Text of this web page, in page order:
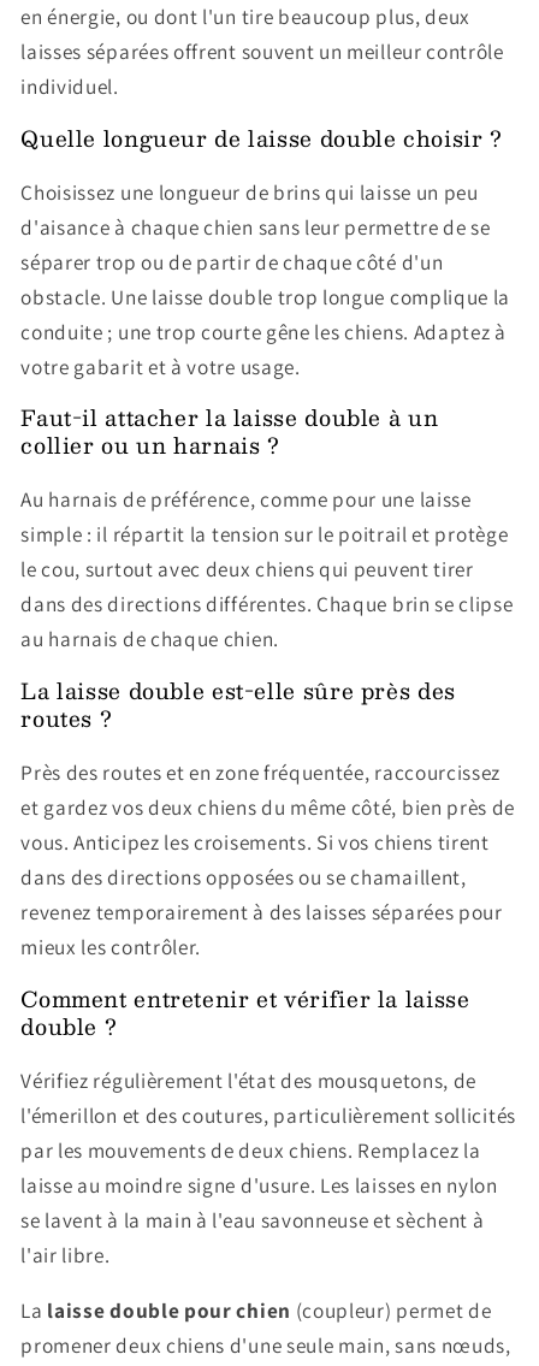
en énergie, ou dont l'un tire beaucoup plus, deux
laisses séparées offrent souvent un meilleur contrôle
individuel.
Quelle longueur de laisse double choisir ?
Choisissez une longueur de brins qui laisse un peu
d'aisance à chaque chien sans leur permettre de se
séparer trop ou de partir de chaque côté d'un
obstacle. Une laisse double trop longue complique la
conduite ; une trop courte gêne les chiens. Adaptez à
votre gabarit et à votre usage.
Faut-il attacher la laisse double à un
collier ou un harnais ?
Au harnais de préférence, comme pour une laisse
simple : il répartit la tension sur le poitrail et protège
le cou, surtout avec deux chiens qui peuvent tirer
dans des directions différentes. Chaque brin se clipse
au harnais de chaque chien.
La laisse double est-elle sûre près des
routes ?
Près des routes et en zone fréquentée, raccourcissez
et gardez vos deux chiens du même côté, bien près de
vous. Anticipez les croisements. Si vos chiens tirent
dans des directions opposées ou se chamaillent,
revenez temporairement à des laisses séparées pour
mieux les contrôler.
Comment entretenir et vérifier la laisse
double ?
Vérifiez régulièrement l'état des mousquetons, de
l'émerillon et des coutures, particulièrement sollicités
par les mouvements de deux chiens. Remplacez la
laisse au moindre signe d'usure. Les laisses en nylon
se lavent à la main à l'eau savonneuse et sèchent à
l'air libre.
La laisse double pour chien (coupleur) permet de
promener deux chiens d'une seule main, sans nœuds,